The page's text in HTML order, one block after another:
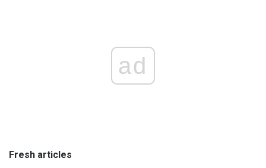
ad
Fresh articles